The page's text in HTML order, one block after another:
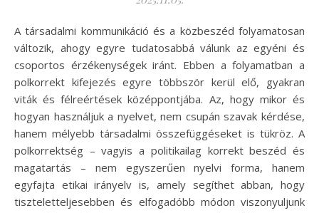
A társadalmi kommunikáció és a közbeszéd folyamatosan
változik, ahogy egyre tudatosabbá válunk az egyéni és
csoportos érzékenységek iránt. Ebben a folyamatban a
polkorrekt kifejezés egyre többször kerül elő, gyakran
viták és félreértések középpontjába. Az, hogy mikor és
hogyan használjuk a nyelvet, nem csupán szavak kérdése,
hanem mélyebb társadalmi összefüggéseket is tükröz. A
polkorrektség – vagyis a politikailag korrekt beszéd és
magatartás – nem egyszerűen nyelvi forma, hanem
egyfajta etikai irányelv is, amely segíthet abban, hogy
tiszteletteljesebben és elfogadóbb módon viszonyuljunk